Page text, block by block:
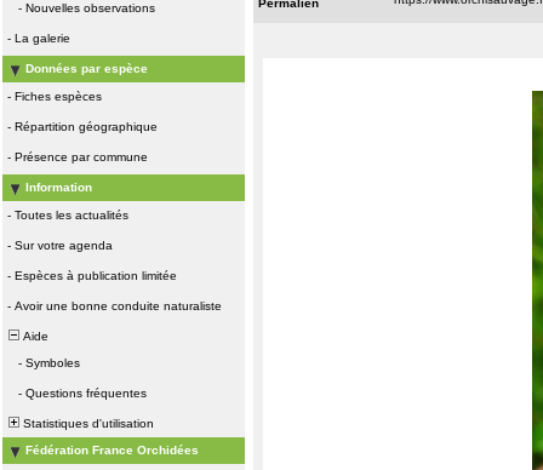
- Nouvelles observations
- La galerie
Données par espèce
- Fiches espèces
- Répartition géographique
- Présence par commune
Information
- Toutes les actualités
- Sur votre agenda
- Espèces à publication limitée
- Avoir une bonne conduite naturaliste
Aide
- Symboles
- Questions fréquentes
Statistiques d'utilisation
Fédération France Orchidées
Permalien